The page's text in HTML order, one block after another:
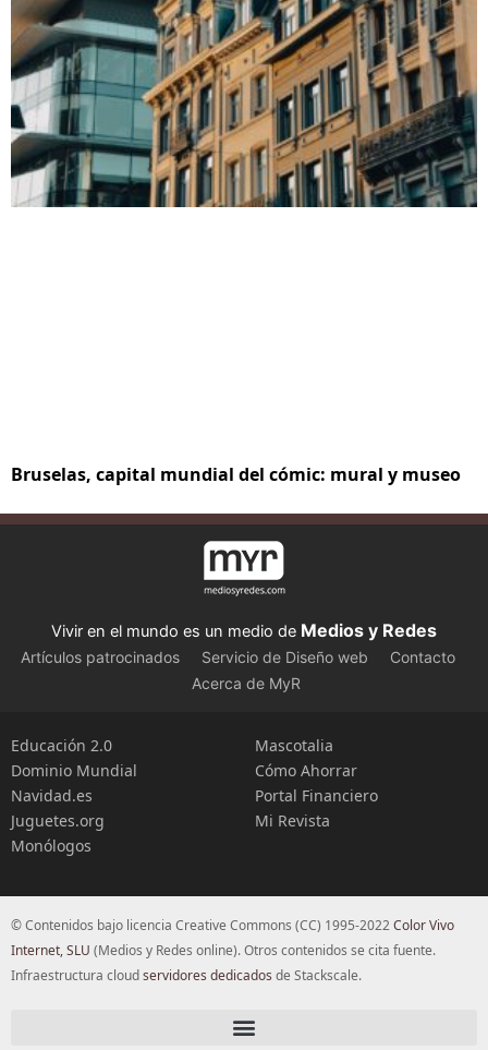
Bruselas, capital mundial del cómic: mural y museo
Vivir en el mundo es un medio de Medios y Redes
Artículos patrocinados Servicio de Diseño web
Contacto
Acerca de MyR
Educación 2.0
Dominio Mundial
Navidad.es
Juguetes.org
Monólogos
Mascotalia
Cómo Ahorrar
Portal Financiero
Mi Revista
© Contenidos bajo licencia Creative Commons (CC) 1995-2022Color Vivo
Internet, SLU (Medios y Redes online). Otros contenidos se cita fuente.
Infraestructura cloudservidores dedicados de Stackscale.